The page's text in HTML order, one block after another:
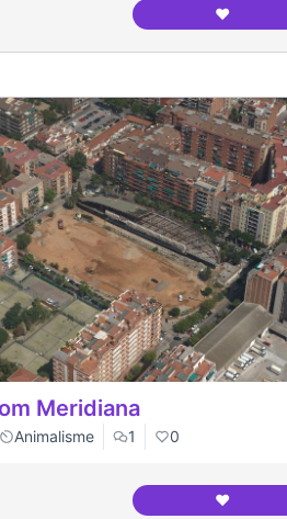
❤️
Meridiana
Animalisme 1 0
❤️